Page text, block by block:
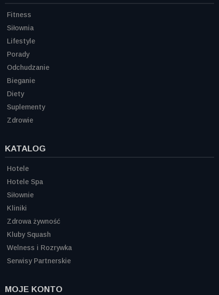
Fitness
Siłownia
Lifestyle
Porady
Odchudzanie
Bieganie
Diety
Suplementy
Zdrowie
KATALOG
Hotele
Hotele Spa
Siłownie
Kliniki
Zdrowa żywność
Kluby Squash
Welness i Rozrywka
Serwisy Partnerskie
MOJE KONTO